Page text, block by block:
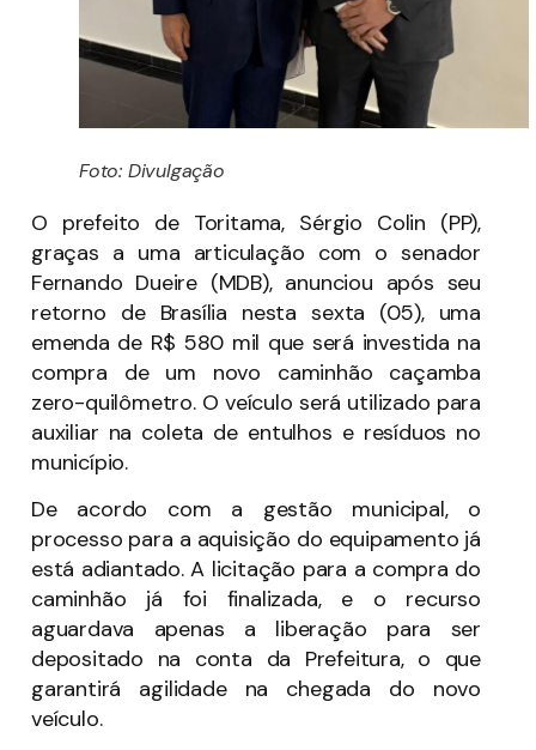
Foto: Divulgação
O prefeito de Toritama, Sérgio Colin (PP),
graças a uma articulação com o senador
Fernando Dueire (MDB), anunciou após seu
retorno de Brasília nesta sexta (05), uma
emenda de R$ 580 mil que será investida na
compra de um novo caminhão caçamba
zero-quilômetro. O veículo será utilizado para
auxiliar na coleta de entulhos e resíduos no
município.
De acordo com a gestão municipal, o
processo para a aquisição do equipamento já
está adiantado. A licitação para a compra do
caminhão já foi finalizada, e o recurso
aguardava apenas a liberação para ser
depositado na conta da Prefeitura, o que
garantirá agilidade na chegada do novo
veículo.